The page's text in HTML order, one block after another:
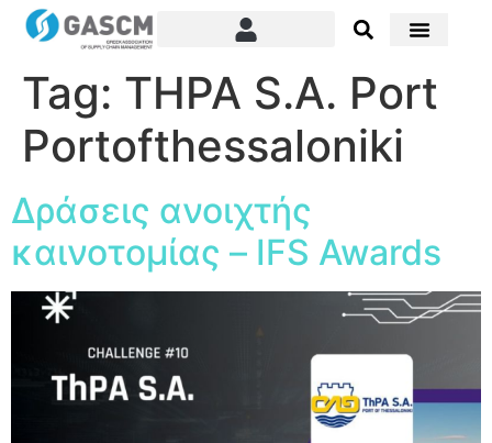
Tag: THPA S.A. Port
Portofthessaloniki
Δράσεις ανοιχτής
καινοτομίας – IFS Awards